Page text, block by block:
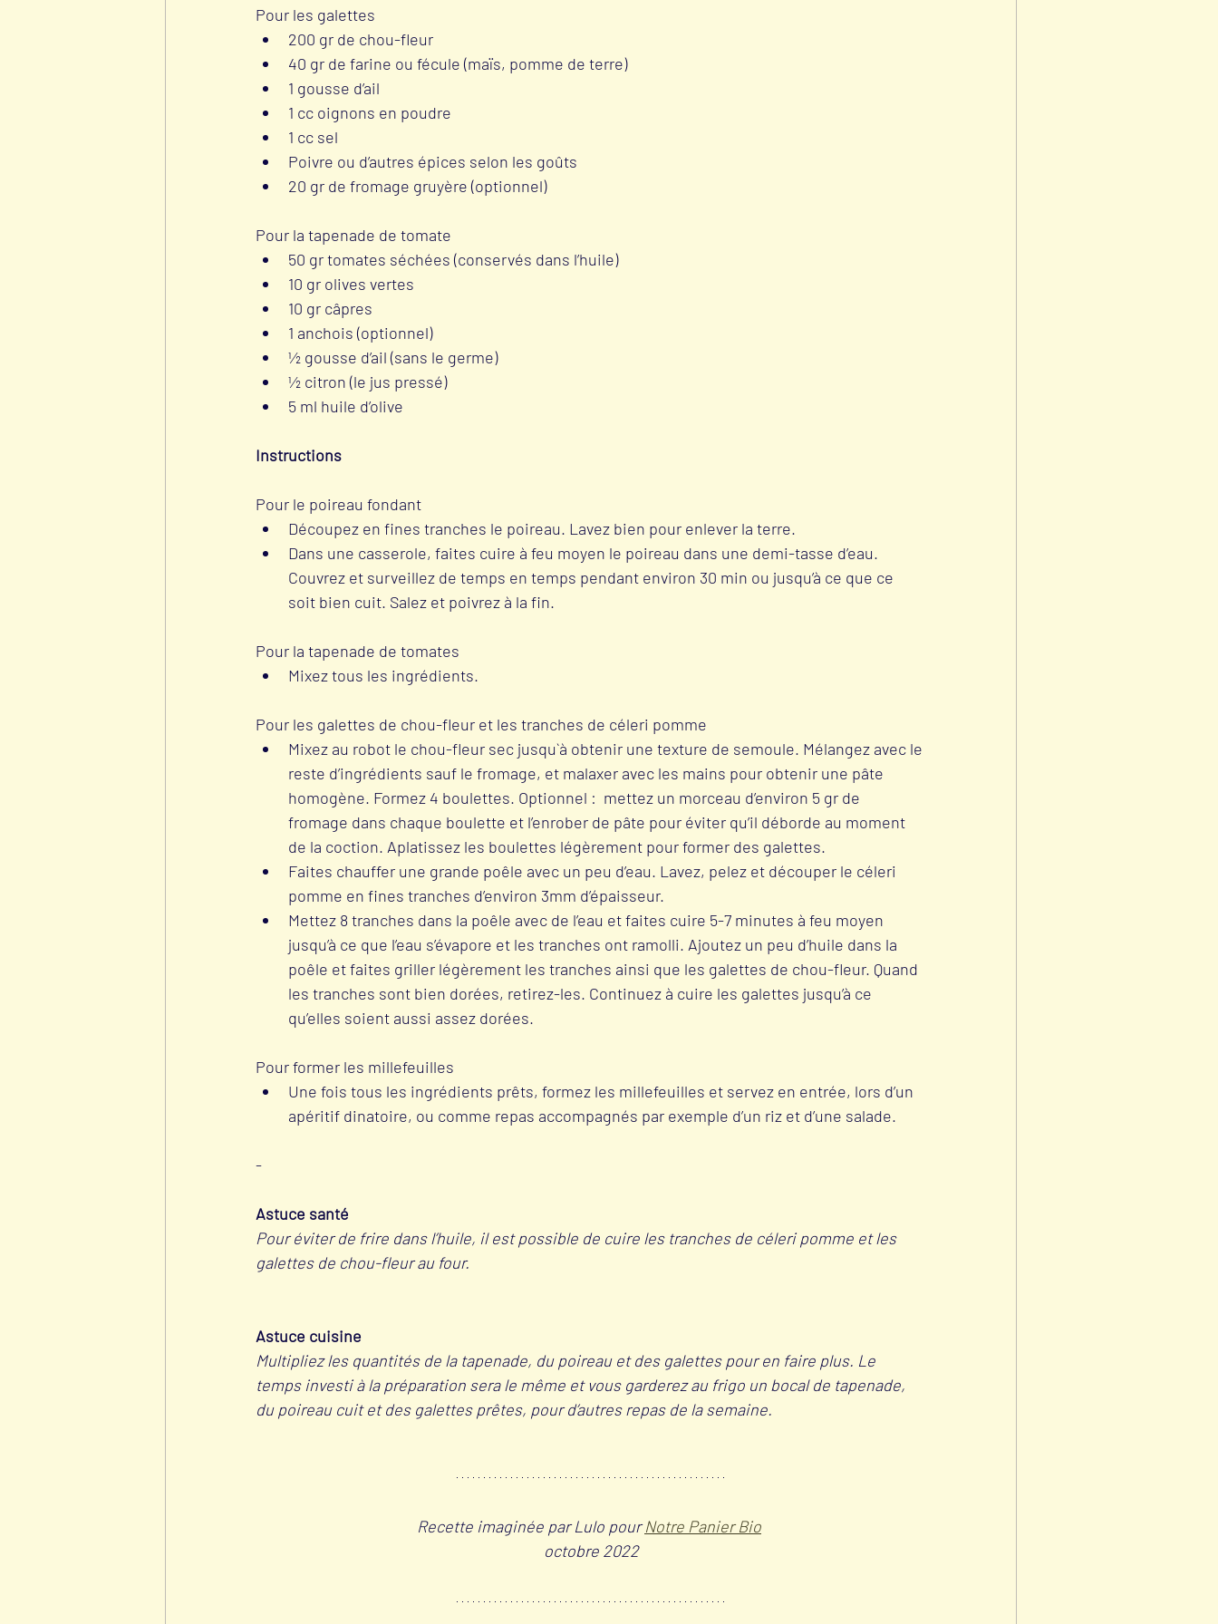
Pour les galettes
200 gr de chou-fleur
40 gr de farine ou fécule (maïs, pomme de terre)
1 gousse d’ail
1 cc oignons en poudre
1 cc sel
Poivre ou d’autres épices selon les goûts
20 gr de fromage gruyère (optionnel)
Pour la tapenade de tomate
50 gr tomates séchées (conservés dans l’huile)
10 gr olives vertes
10 gr câpres
1 anchois (optionnel)
½ gousse d’ail (sans le germe)
½ citron (le jus pressé)
5 ml huile d’olive
Instructions
Pour le poireau fondant
Découpez en fines tranches le poireau. Lavez bien pour enlever la terre.
Dans une casserole, faites cuire à feu moyen le poireau dans une demi-tasse d’eau.
Couvrez et surveillez de temps en temps pendant environ 30 min ou jusqu’à ce que ce
soit bien cuit. Salez et poivrez à la fin.
Pour la tapenade de tomates
Mixez tous les ingrédients.
Pour les galettes de chou-fleur et les tranches de céleri pomme
Mixez au robot le chou-fleur sec jusqu`à obtenir une texture de semoule. Mélangez avec le
reste d’ingrédients sauf le fromage, et malaxer avec les mains pour obtenir une pâte
homogène. Formez 4 boulettes. Optionnel :  mettez un morceau d’environ 5 gr de
fromage dans chaque boulette et l’enrober de pâte pour éviter qu’il déborde au moment
de la coction. Aplatissez les boulettes légèrement pour former des galettes.
Faites chauffer une grande poêle avec un peu d’eau. Lavez, pelez et découper le céleri
pomme en fines tranches d’environ 3mm d’épaisseur.
Mettez 8 tranches dans la poêle avec de l’eau et faites cuire 5-7 minutes à feu moyen
jusqu’à ce que l’eau s’évapore et les tranches ont ramolli. Ajoutez un peu d’huile dans la
poêle et faites griller légèrement les tranches ainsi que les galettes de chou-fleur. Quand
les tranches sont bien dorées, retirez-les. Continuez à cuire les galettes jusqu’à ce
qu’elles soient aussi assez dorées.
Pour former les millefeuilles
Une fois tous les ingrédients prêts, formez les millefeuilles et servez en entrée, lors d’un
apéritif dinatoire, ou comme repas accompagnés par exemple d’un riz et d’une salade.
-
Astuce santé
Pour éviter de frire dans l’huile, il est possible de cuire les tranches de céleri pomme et les
galettes de chou-fleur au four.
Astuce cuisine
Multipliez les quantités de la tapenade, du poireau et des galettes pour en faire plus. Le
temps investi à la préparation sera le même et vous garderez au frigo un bocal de tapenade,
du poireau cuit et des galettes prêtes, pour d’autres repas de la semaine.
Recette imaginée par Lulo pour Notre Panier Bio
octobre 2022